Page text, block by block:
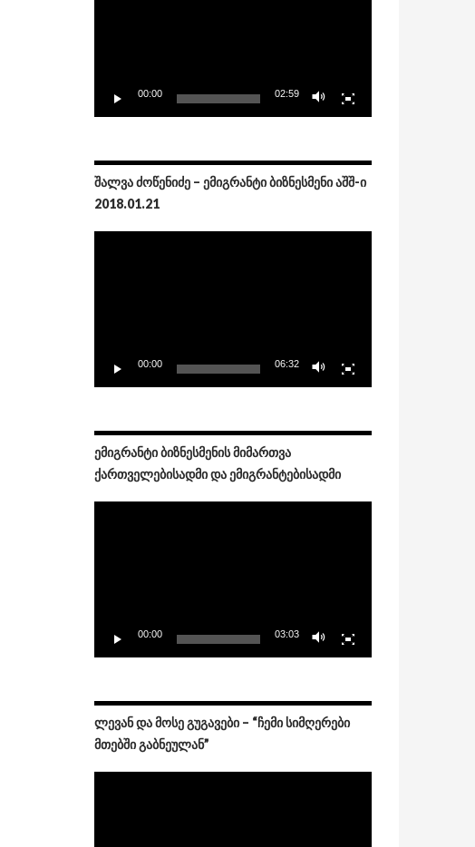
00:00 02:59
ᲨᲐᲚᲕᲐ ᲫᲝᲬᲔᲜᲘᲫᲔ – ᲔᲛᲘᲒᲠᲐᲜᲢᲘ ᲑᲘᲖᲜᲔᲡᲛᲔᲜᲘ ᲐᲨᲨ-Ი
2018.01.21
00:00 06:32
ᲔᲛᲘᲒᲠᲐᲜᲢᲘ ᲑᲘᲖᲜᲔᲡᲛᲔᲜᲘᲡ ᲛᲘᲛᲐᲠᲗᲕᲐ
ᲥᲐᲠᲗᲕᲔᲚᲔᲑᲘᲡᲐᲓᲛᲘ ᲓᲐ ᲔᲛᲘᲒᲠᲐᲜᲢᲔᲑᲘᲡᲐᲓᲛᲘ
00:00 03:03
ᲚᲔᲕᲐᲜ ᲓᲐ ᲛᲝᲡᲔ ᲒᲣᲒᲐᲕᲔᲑᲘ – “ᲩᲔᲛᲘ ᲡᲘᲛᲦᲔᲠᲔᲑᲘ
ᲛᲗᲔᲑᲨᲘ ᲒᲐᲑᲜᲔᲣᲚᲐᲜ”